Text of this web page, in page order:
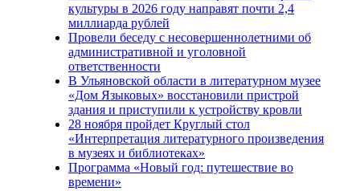
культуры в 2026 году направят почти 2,4
миллиарда рублей
Провели беседу с несовершеннолетними об
административной и уголовной
ответственности
В Ульяновской области в литературном музее
«Дом Языковых» восстановили пристрой
здания и приступили к устройству кровли
28 ноября пройдет Круглый стол
«Интерпретация литературного произведения
в музеях и библиотеках»
Программа «Новый год: путешествие во
времени»